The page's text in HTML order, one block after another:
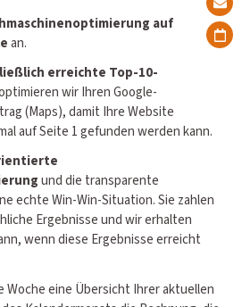
auf
an.
erreichte Top-10-
wir Ihren Google-
(Maps), damit Ihre Website
auf Seite 1 gefunden werden kann.
und die transparente
echte Win-Win-Situation. Sie zahlen
Ergebnisse und wir erhalten
wenn diese Ergebnisse erreicht
Woche eine Übersicht Ihrer aktuellen